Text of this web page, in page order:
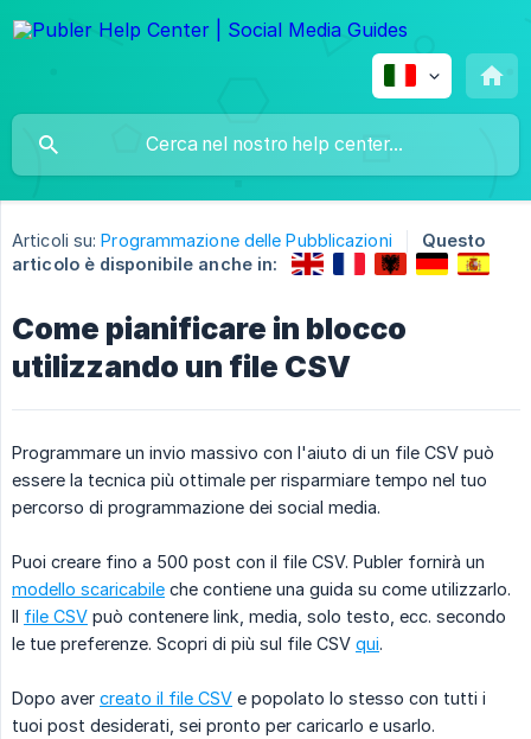
Articoli su: Programmazione delle Pubblicazioni
Questo
articolo è disponibile anche in:
Come pianificare in blocco
utilizzando un file CSV
Programmare un invio massivo con l'aiuto di un file CSV può
essere la tecnica più ottimale per risparmiare tempo nel tuo
percorso di programmazione dei social media.
Puoi creare fino a 500 post con il file CSV. Publer fornirà un
modello scaricabile che contiene una guida su come utilizzarlo.
Il file CSV può contenere link, media, solo testo, ecc. secondo
le tue preferenze. Scopri di più sul file CSV qui.
Dopo aver creato il file CSV e popolato lo stesso con tutti i
tuoi post desiderati, sei pronto per caricarlo e usarlo.